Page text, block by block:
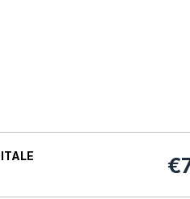
notable wartime servicemen.
€